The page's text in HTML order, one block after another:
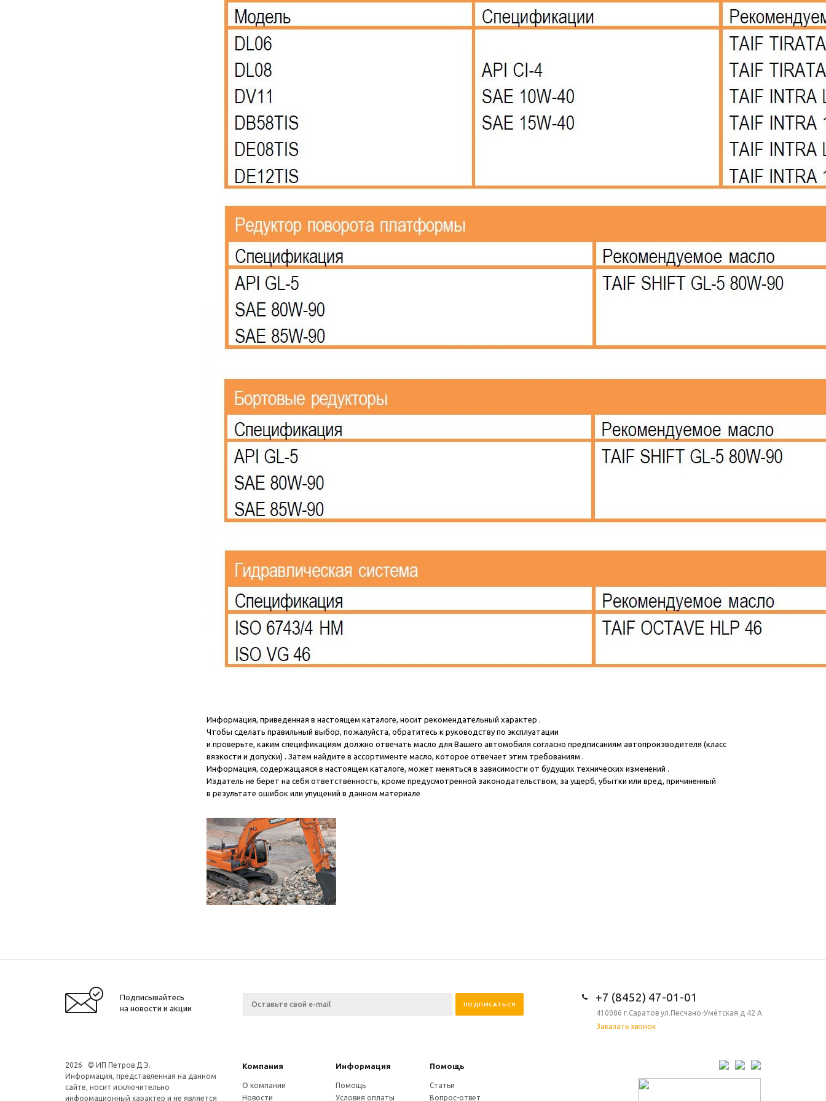
Информация, приведенная в настоящем каталоге, носит рекомендательный характер .
Чтобы сделать правильный выбор, пожалуйста, обратитесь к руководству по эксплуатации
и проверьте, каким спецификациям должно отвечать масло для Вашего автомобиля согласно предписаниям автопроизводителя (класс
вязкости и допуски) . Затем найдите в ассортименте масло, которое отвечает этим требованиям .
Информация, содержащаяся в настоящем каталоге, может меняться в зависимости от будущих технических изменений .
Издатель не берет на себя ответственность, кроме предусмотренной законодательством, за ущерб, убытки или вред, причиненный
в результате ошибок или упущений в данном материале
Подписывайтесь
на новости и акции
+7 (8452) 47-01-01
410086 г.Саратов ул.Песчано-Умётская д 42 А
Заказать звонок
2026 © ИП Петров Д.Э.
Информация, представленная на данном
сайте, носит исключительно
информационный характер и не является
Компания Информация Помощь
О компании
Новости
Помощь
Условия оплаты
Статьи
Вопрос-ответ